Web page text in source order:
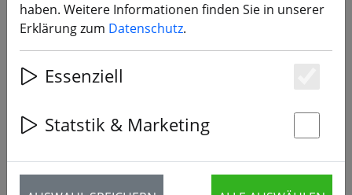
‹ ›
haben. Weitere Informationen finden Sie in unserer
Erklärung zum Datenschutz.
Essenziell
Statstik & Marketing